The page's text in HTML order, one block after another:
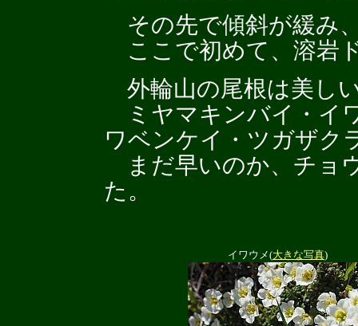
その先で傾斜が緩み
ここで初めて、溶岩
外輪山の尾根は美し
ミヤマキンバイ・イ
ワベンケイ・ツガザク
まだ早いのか、チョ
た。
イワウメ(大きな写真)